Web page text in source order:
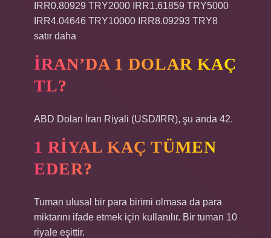
IRR0.80929 TRY2000 IRR1.61859 TRY5000
IRR4.04646 TRY10000 IRR8.09293 TRY8
satır daha
İRAN’DA 1 DOLAR KAÇ
TL?
ABD Doları İran Riyali (USD/IRR), şu anda 42.
1 RIYAL KAÇ TÜMEN
EDER?
Tuman ulusal bir para birimi olmasa da para
miktarını ifade etmek için kullanılır. Bir tuman 10
riyale eşittir.